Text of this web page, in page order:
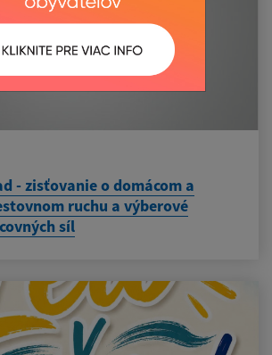
- zisťovanie o domácom a
ruchu a výberové
síl